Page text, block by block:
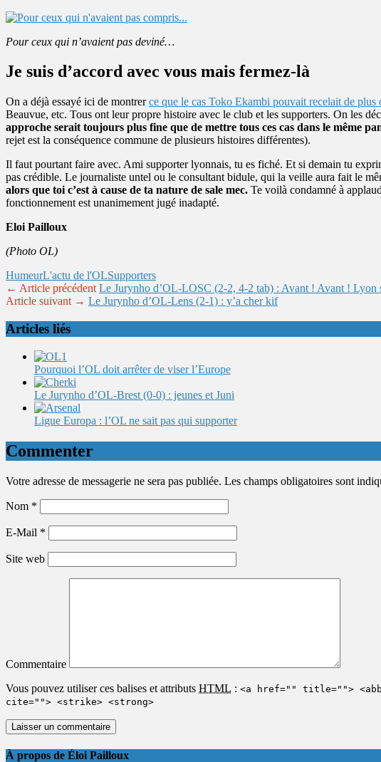
Pour ceux qui n’avaient pas deviné…
Je suis d’accord avec vous mais fermez-là
On a déjà essayé ici de montrerce que le cas Toko Ekambi pouvait recelait de plus
Beauvue, etc. Tous ont leur propre histoire avec le club et les supporters. On les
approche serait toujours plus fine que de mettre tous ces cas dans le même
rejet est la conséquence commune de plusieurs histoires différentes).
Il faut pourtant faire avec. Ami supporter lyonnais, tu es fiché. Et si demain tu
pas crédible. Le journaliste untel ou le consultant bidule, qui la veille aura fait le
alors que toi c’est à cause de ta nature de sale mec. Te voilà condamné à
fonctionnement est unanimement jugé inadapté.
Eloi Pailloux
(Photo OL)
HumeurL'actu de l'OLSupporters
← Article précédent Le Jurynho d’OL-LOSC (2-2, 4-2 tab) : Avant ! Avant ! Lyon
Article suivant → Le Jurynho d’OL-Lens (2-1) : y’a cher kif
Articles liés
Pourquoi l’OL doit arrêter de viser l’Europe
Le Jurynho d’OL-Brest (0-0) : jeunes et Juni
Ligue Europa : l’OL ne sait pas qui supporter
Commenter
Votre adresse de messagerie ne sera pas publiée. Les champs obligatoires sont
Nom *
E-Mail *
Site web
Commentaire
Vous pouvez utiliser ces balises et attributs HTML : <a href="" title="">
cite=""> <strike> <strong>
À propos de Éloi Pailloux